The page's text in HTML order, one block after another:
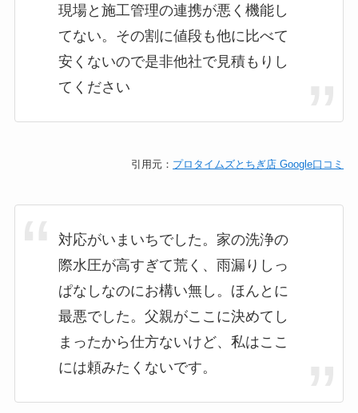
現場と施工管理の連携が悪く機能し
てない。その割に値段も他に比べて
安くないので是非他社で見積もりし
てください
引用元： プロタイムズとちぎ店 Google口コミ
対応がいまいちでした。家の洗浄の
際水圧が高すぎて荒く、雨漏りしっ
ぱなしなのにお構い無し。ほんとに
最悪でした。父親がここに決めてし
まったから仕方ないけど、私はここ
には頼みたくないです。